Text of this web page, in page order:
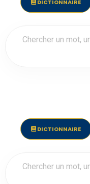
DICTIONNAIRE
DICTIONNAIRE